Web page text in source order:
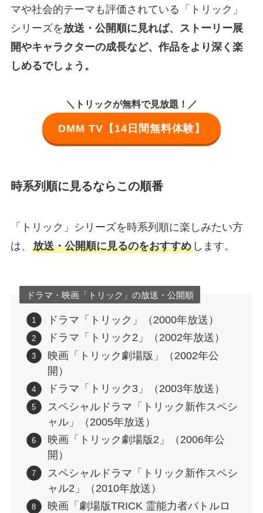
マや社会的テーマも評価されている「トリック」
シリーズを放送・公開順に見れば、ストーリー展
開やキャラクターの成長など、作品をより深く楽
しめるでしょう。
＼トリックが無料で見放題！／
DMM TV【14日間無料体験】
時系列順に見るならこの順番
「トリック」シリーズを時系列順に楽しみたい方
は、 放送・公開順に見るのをおすすめします。
ドラマ・映画「トリック」の放送・公開順
ドラマ「トリック」（2000年放送）
ドラマ「トリック2」（2002年放送）
映画「トリック劇場版」（2002年公
開）
ドラマ「トリック3」（2003年放送）
スペシャルドラマ「トリック新作スペシ
ャル」（2005年放送）
映画「トリック劇場版2」（2006年公
開）
スペシャルドラマ「トリック新作スペシ
ャル2」（2010年放送）
映画「劇場版TRICK 霊能力者バトルロ